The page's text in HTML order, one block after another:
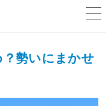
勢いにまかせ